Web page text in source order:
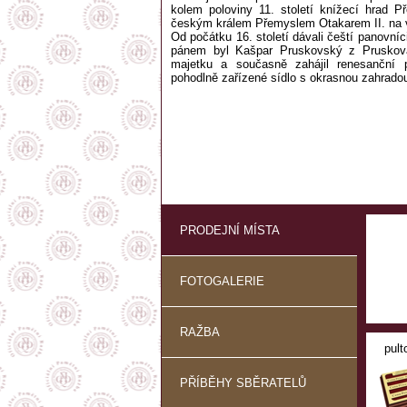
kolem poloviny 11. století knížecí hrad
českým králem Přemyslem Otakarem II.
Od počátku 16. století dávali čeští
pánem byl Kašpar Pruskovský z
majetku a současně zahájil renesanční
pohodlně zařízené sídlo s okrasnou
PRODEJNÍ MÍSTA
FOTOGALERIE
RAŽBA
PŘÍBĚHY SBĚRATELŮ